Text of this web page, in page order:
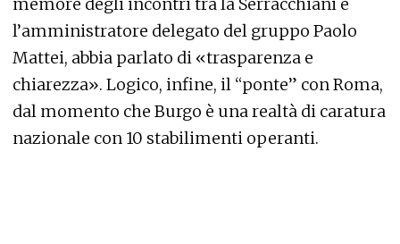
l’amministratore delegato del gruppo Paolo
Mattei, abbia parlato di «trasparenza e
chiarezza». Logico, infine, il “ponte” con Roma,
dal momento che Burgo è una realtà di caratura
nazionale con 10 stabilimenti operanti.